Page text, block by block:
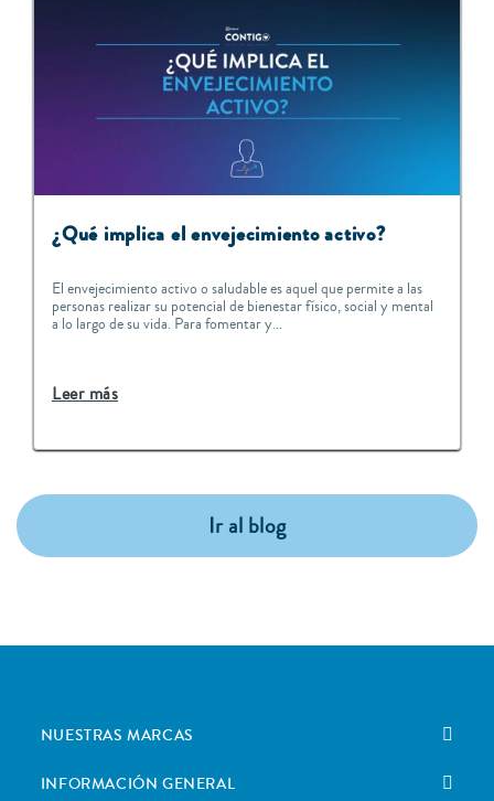
¿Qué implica el envejecimiento activo?
El envejecimiento activo o saludable es aquel que permite a las
personas realizar su potencial de bienestar físico, social y mental
a lo largo de su vida. Para fomentar y...
Leer más
Ir al blog
NUESTRAS MARCAS
INFORMACIÓN GENERAL